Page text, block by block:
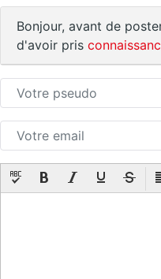
Bonjour, avant de
d'avoir pris